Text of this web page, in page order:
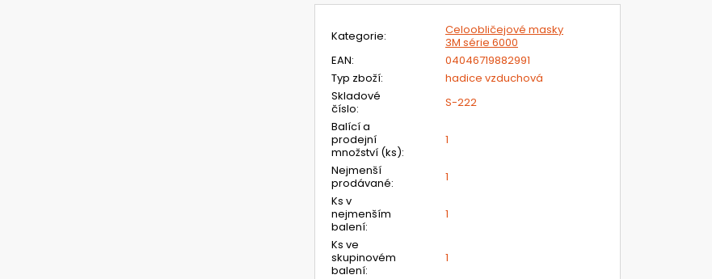
Kategorie:
Celoobličejové masky
3M série 6000
EAN:
04046719882991
Typ zboží:
hadice vzduchová
Skladové
číslo:
S-222
Balící a
prodejní
množství (ks):
1
Nejmenší
prodávané:
1
Ks v
nejmenším
balení:
1
Ks ve
skupinovém
balení:
1